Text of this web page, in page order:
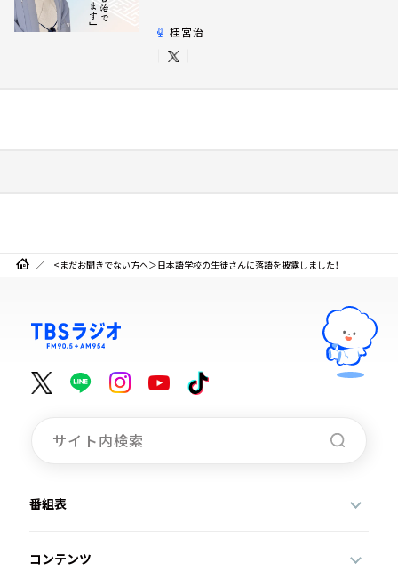
桂宮治
<まだお聞きでない方へ＞日本語学校の生徒さんに落語を披露しました！
番組表
コンテンツ